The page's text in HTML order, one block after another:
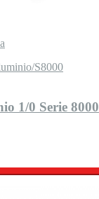
S8000
1/0 Serie 8000